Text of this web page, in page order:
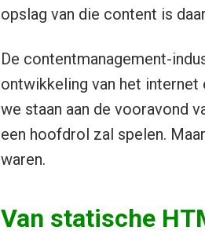
opslag van die content is
De contentmanagement-
ontwikkeling van het
we staan aan de vooravond
een hoofdrol zal spelen.
waren.
Van statische